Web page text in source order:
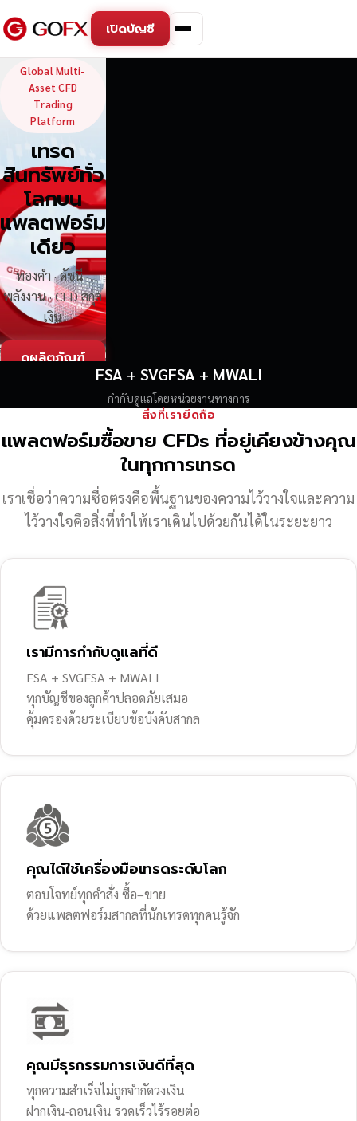
เปิดบัญชี
GoFX — Global Multi-
Global Multi-
Asset CFD
Trading
Platform
เทรด
สินทรัพย์ทั่ว
โลกบน
แพลตฟอร์ม
เดียว
ทองคำ · ดัชนี ·
พลังงาน · CFD สกุล
เงิน
ดูผลิตภัณฑ์
FSA + SVGFSA + MWALI
กำกับดูแลโดยหน่วยงานทางการ
สิ่งที่เรายึดถือ
แพลตฟอร์มซื้อขาย CFDs ที่อยู่เคียงข้างคุณ
ในทุกการเทรด
เราเชื่อว่าความซื่อตรงคือพื้นฐานของความไว้วางใจและความ
ไว้วางใจคือสิ่งที่ทำให้เราเดินไปด้วยกันได้ในระยะยาว
เรามีการกำกับดูแลที่ดี
FSA + SVGFSA + MWALI
ทุกบัญชีของลูกค้าปลอดภัยเสมอ
คุ้มครองด้วยระเบียบข้อบังคับสากล
คุณได้ใช้เครื่องมือเทรดระดับโลก
ตอบโจทย์ทุกคำสั่ง ซื้อ–ขาย
ด้วยแพลตฟอร์มสากลที่นักเทรดทุกคนรู้จัก
คุณมีธุรกรรมการเงินดีที่สุด
ทุกความสำเร็จไม่ถูกจำกัดวงเงิน
ฝากเงิน-ถอนเงิน รวดเร็วไร้รอยต่อ